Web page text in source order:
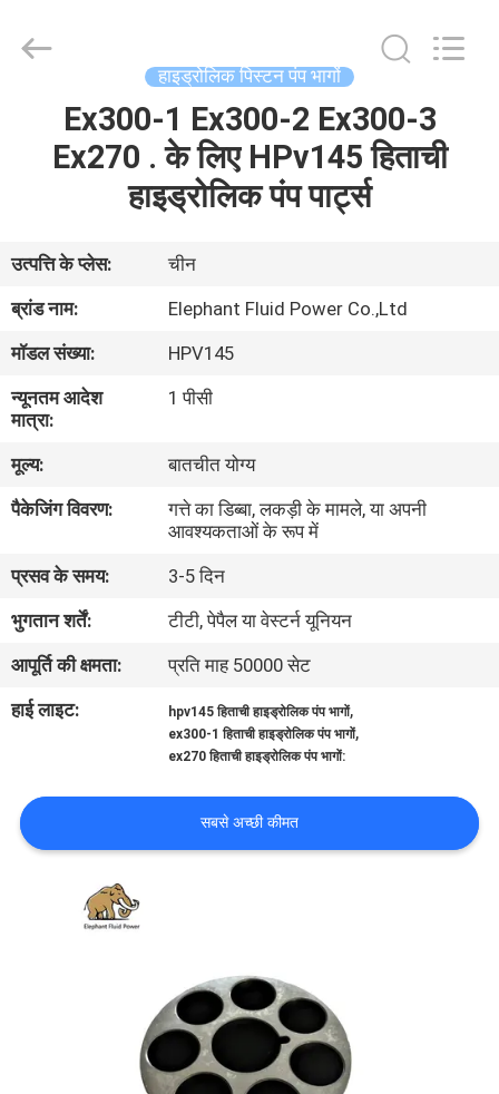
हमारे
बारे
में
कारखाना
भ्रमण
गुणवत्ता
नियंत्रण
संपर्क
करें
मामलों
साइटमैप
Power
Co.,Ltd.
हाइड्रोलिक पिस्टन पंप भागों
Ex300-1 Ex300-2 Ex300-3
Ex270 . के लिए HPv145 हिताची
हाइड्रोलिक पंप पार्ट्स
उत्पत्ति के प्लेस:
चीन
ब्रांड नाम:
Elephant Fluid Power Co.,Ltd
मॉडल संख्या:
HPV145
न्यूनतम आदेश
मात्रा:
1 पीसी
मूल्य:
बातचीत योग्य
पैकेजिंग विवरण:
गत्ते का डिब्बा, लकड़ी के मामले, या अपनी
आवश्यकताओं के रूप में
प्रसव के समय:
3-5 दिन
भुगतान शर्तें:
टीटी, पेपैल या वेस्टर्न यूनियन
आपूर्ति की क्षमता:
प्रति माह 50000 सेट
हाई लाइट:
hpv145 हिताची हाइड्रोलिक पंप भागों,
ex300-1 हिताची हाइड्रोलिक पंप भागों,
ex270 हिताची हाइड्रोलिक पंप भागों:
सबसे अच्छी कीमत